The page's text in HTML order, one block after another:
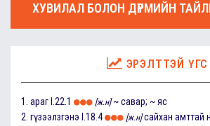
ХУВИЛАЛ БОЛОН ДҮРМИЙН
ЭРЭЛТТЭЙ ҮГС
1. араг I.22.1 [ж.н] ~ савар; ~ яс
2. гүзээлзгэнэ I.18.4 [ж.н] сайхан амттай